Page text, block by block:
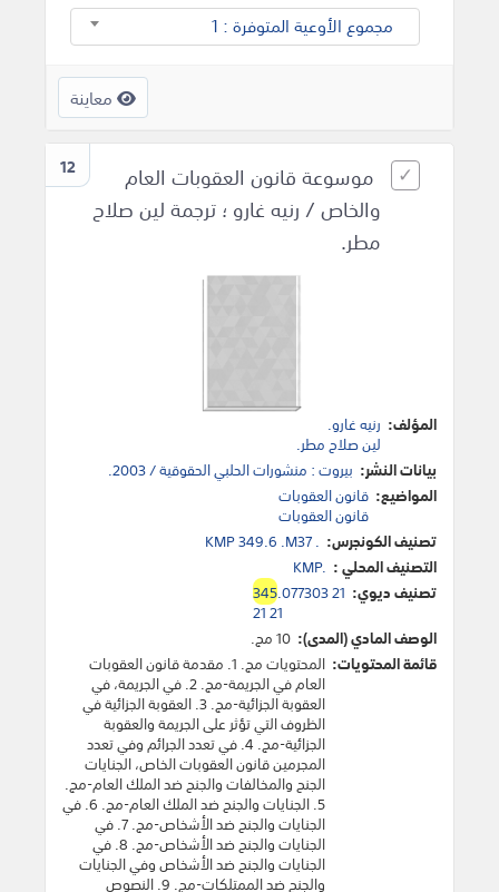
مجموع الأوعية المتوفرة : 1
معاينة
12
موسوعة قانون العقوبات العام
والخاص / رنيه غارو ؛ ترجمة لين صلاح
مطر.
المؤلف: رنيه غارو.
لين صلاح مطر.
بيانات النشر: بيروت : منشورات الحلبي الحقوقية / 2003.
المواضيع: قانون العقوبات
قانون العقوبات
تصنيف الكونجرس: KMP 349.6 .M37 .
التصنيف المحلي : KMP.
تصنيف ديوي:
345.077303 21
21 21
الوصف المادي (المدى): 10 مج.
قائمة المحتويات:
المحتويات مج. 1. مقدمة قانون العقوبات
العام في الجريمة-مج. 2. في الجريمة، في
العقوبة الجزائية-مج. 3. العقوبة الجزائية في
الظروف التي تؤثر على الجريمة والعقوبة
الجزائية-مج. 4. في تعدد الجرائم وفي تعدد
المجرمين قانون العقوبات الخاص، الجنايات
الجنح والمخالفات والجنح ضد الملك العام-مج.
5. الجنايات والجنح ضد الملك العام-مج. 6. في
الجنايات والجنح ضد الأشخاص-مج. 7. في
الجنايات والجنح ضد الأشخاص-مج. 8. في
الجنايات والجنح ضد الأشخاص وفي الجنايات
والجنح ضد الممتلكات-مج. 9. النصوص